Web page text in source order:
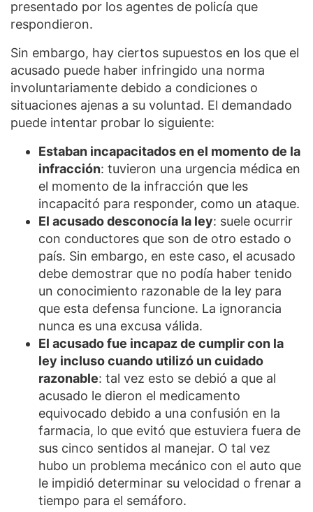
presentado por los agentes de policía que
respondieron.
Sin embargo, hay ciertos supuestos en los que el
acusado puede haber infringido una norma
involuntariamente debido a condiciones o
situaciones ajenas a su voluntad. El demandado
puede intentar probar lo siguiente:
Estaban incapacitados en el momento de la
infracción: tuvieron una urgencia médica en
el momento de la infracción que les
incapacitó para responder, como un ataque.
El acusado desconocía la ley: suele ocurrir
con conductores que son de otro estado o
país. Sin embargo, en este caso, el acusado
debe demostrar que no podía haber tenido
un conocimiento razonable de la ley para
que esta defensa funcione. La ignorancia
nunca es una excusa válida.
El acusado fue incapaz de cumplir con la
ley incluso cuando utilizó un cuidado
razonable: tal vez esto se debió a que al
acusado le dieron el medicamento
equivocado debido a una confusión en la
farmacia, lo que evitó que estuviera fuera de
sus cinco sentidos al manejar. O tal vez
hubo un problema mecánico con el auto que
le impidió determinar su velocidad o frenar a
tiempo para el semáforo.